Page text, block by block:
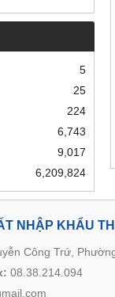
5
25
224
6,743
9,017
6,209,824
NHẬP KHẨU
Công Trứ,
08.38.214.094